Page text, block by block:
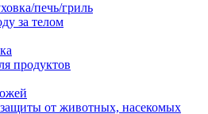
печь/гриль
за телом
продуктов